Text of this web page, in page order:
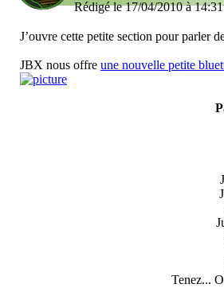
Rédigé le 17/04/2010 à
J’ouvre cette petite section pour parler
JBX nous offre une nouvelle petite
Tenez...